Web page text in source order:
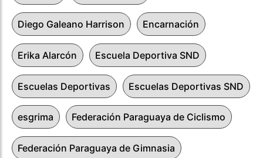
Diego Galeano Harrison Encarnación
Erika Alarcón Escuela Deportiva SND
Escuelas Deportivas Escuelas Deportivas SND
esgrima Federación Paraguaya de Ciclismo
Federación Paraguaya de Gimnasia